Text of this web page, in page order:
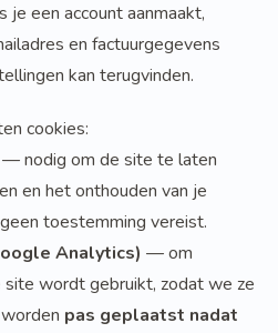
je een account aanmaakt,
en factuurgegevens
kan terugvinden.
cookies:
— nodig om de site te laten
en het onthouden van je
toestemming vereist.
Analytics) — om
wordt gebruikt, zodat we ze
pas geplaatst nadat